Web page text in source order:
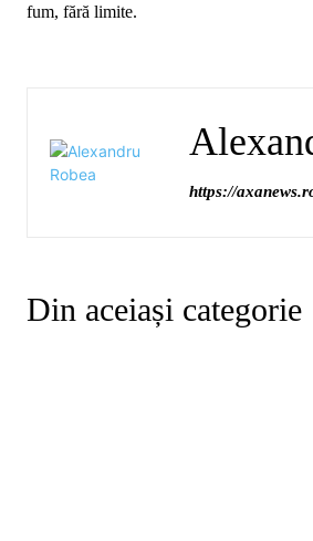
fum, fără limite.
https://
Din aceiași categorie